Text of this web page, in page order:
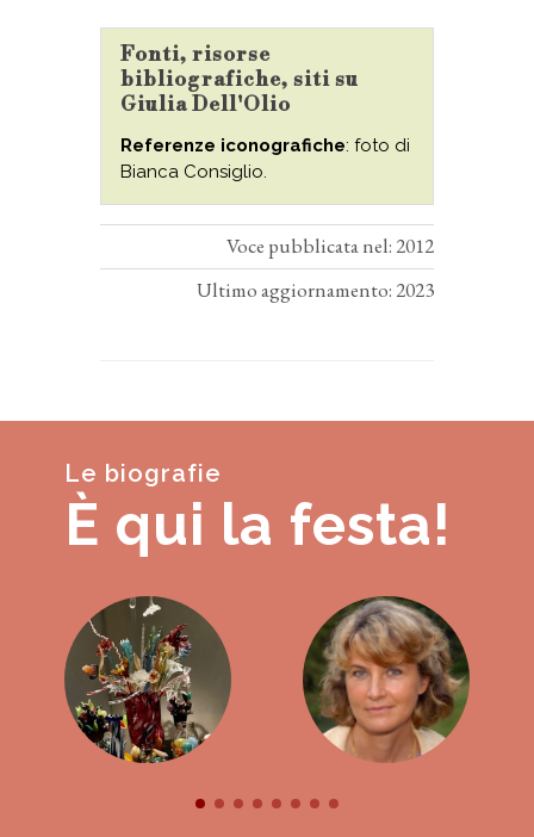
Fonti, risorse
bibliografiche, siti su
Giulia Dell'Olio
Referenze iconografiche: foto di
Bianca Consiglio.
Voce pubblicata nel: 2012
Ultimo aggiornamento: 2023
Le biografie
È qui la festa!